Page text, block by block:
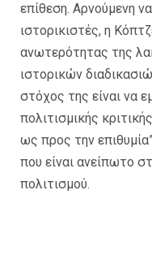
επίθεση. Αρνούμενη
ιστορικιστές, η
ανωτερότητας της
ιστορικών
στόχος της είναι να
πολιτισμικής
ως προς την
που είναι ανείπωτο
πολιτισμού.